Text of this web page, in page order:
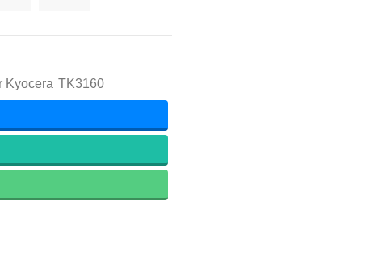
Kyocera TK3160